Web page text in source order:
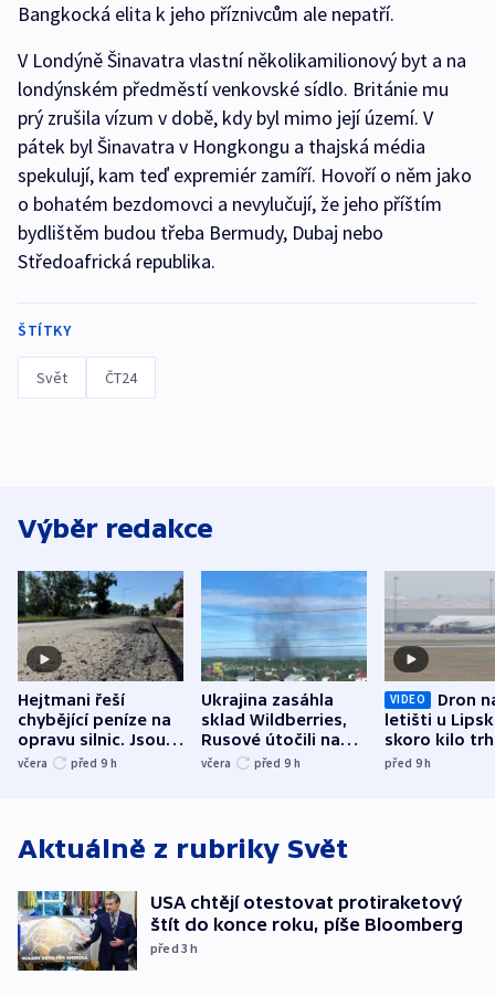
Bangkocká elita k jeho příznivcům ale nepatří.
V Londýně Šinavatra vlastní několikamilionový byt a na
londýnském předměstí venkovské sídlo. Británie mu
prý zrušila vízum v době, kdy byl mimo její území. V
pátek byl Šinavatra v Hongkongu a thajská média
spekulují, kam teď expremiér zamíří. Hovoří o něm jako
o bohatém bezdomovci a nevylučují, že jeho příštím
bydlištěm budou třeba Bermudy, Dubaj nebo
Středoafrická republika.
ŠTÍTKY
Svět ČT24
Výběr redakce
Hejtmani řeší
chybějící peníze na
opravu silnic. Jsou
nenárokové, namítá
včera před 9 h
Ukrajina zasáhla
sklad Wildberries,
Rusové útočili na
trh, hasiče či
včera před 9 h
VIDEO
Dron
letišti u
skoro kilo
indicie
před 9h
Aktuálně z rubriky Svět
USA chtějí otestovat protiraketový
štít do konce roku, píše Bloomberg
před 3h